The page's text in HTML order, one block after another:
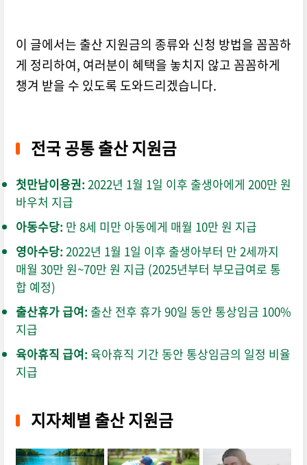
이 글에서는 출산 지원금의 종류와 신청 방법을 꼼꼼하
게 정리하여, 여러분이 혜택을 놓치지 않고 꼼꼼하게
챙겨 받을 수 있도록 도와드리겠습니다.
전국 공통 출산 지원금
첫만남이용권: 2022년 1월 1일 이후 출생아에게 200만 원
바우처 지급
아동수당: 만 8세 미만 아동에게 매월 10만 원 지급
영아수당: 2022년 1월 1일 이후 출생아부터 만 2세까지
매월 30만 원~70만 원 지급 (2025년부터 부모급여로 통
합 예정)
출산휴가 급여: 출산 전후 휴가 90일 동안 통상임금 100%
지급
육아휴직 급여: 육아휴직 기간 동안 통상임금의 일정 비율
지급
지자체별 출산 지원금